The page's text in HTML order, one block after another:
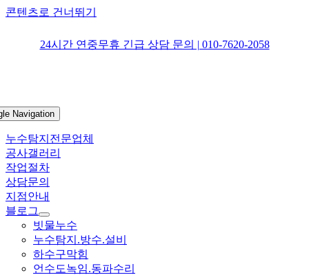
콘텐츠로 건너뛰기
24시간 연중무휴 긴급 상담 문의 | 010-7620-2058
Navigation
누수탐지전문업체
공사갤러리
작업절차
상담문의
지점안내
블로그
빗물누수
누수탐지.방수.설비
하수구막힘
언수도녹임.동파수리